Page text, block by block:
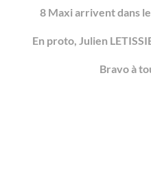
8 Maxi arrivent dans
En proto, Julien
Bravo à